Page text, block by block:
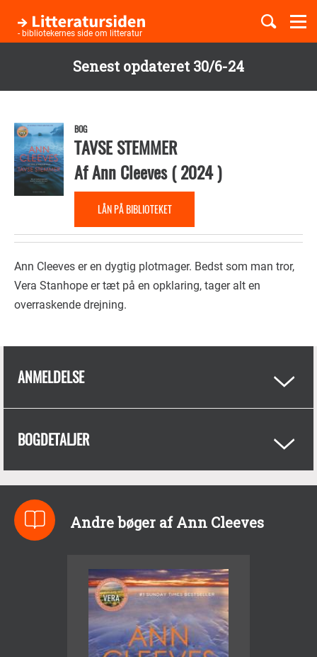
Senest opdateret 30/6-24
hovedindhold
- bibliotekernes side om litteratur
Børnebøger
Temaer
BOG
TAVSE STEMMER
AfAnn Cleeves(2024)
LÅN PÅ BIBLIOTEKET
Ann Cleeves er en dygtig plotmager. Bedst som man tror,
Vera Stanhope er tæt på en opklaring, tager alt en
overraskende drejning.
ANMELDELSE
BOGDETALJER
Andre bøger af Ann Cleeves